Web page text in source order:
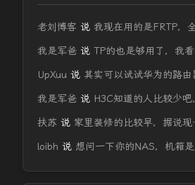
老刘博客 说 我现在用的是FRTP，
我是军爸 说 TP的也是够用了，我
UpXuu 说 其实可以试试华为的路
我是军爸 说 H3C知道的人比较少
扶苏 说 家里装修的比较早，据说
loibh 说 想问一下你的NAS，机箱